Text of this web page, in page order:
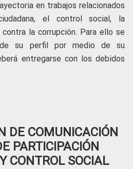
en trabajos relacionados
el control social, la
la corrupción. Para ello se
de su perfil por medio de su
entregarse con los debidos
DE COMUNICACIÓN
PARTICIPACIÓN
CONTROL SOCIAL